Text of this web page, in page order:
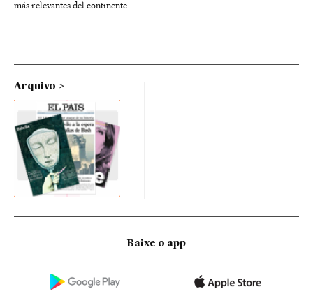
más relevantes del continente.
Arquivo
Baixe o app